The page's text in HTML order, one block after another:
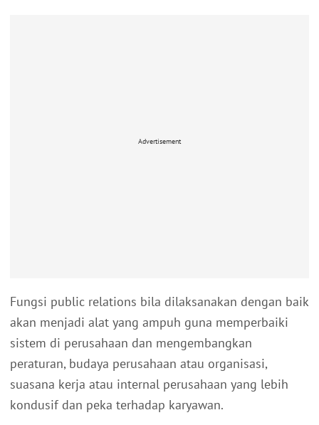
Advertisement
Fungsi public relations bila dilaksanakan dengan baik
akan menjadi alat yang ampuh guna memperbaiki
sistem di perusahaan dan mengembangkan
peraturan, budaya perusahaan atau organisasi,
suasana kerja atau internal perusahaan yang lebih
kondusif dan peka terhadap karyawan.